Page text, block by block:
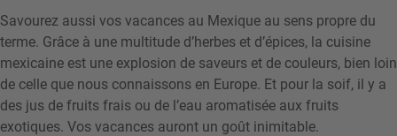
Savourez aussi vos vacances au Mexique au sens propre du
terme. Grâce à une multitude d’herbes et d’épices, la cuisine
mexicaine est une explosion de saveurs et de couleurs, bien loin
de celle que nous connaissons en Europe. Et pour la soif, il y a
des jus de fruits frais ou de l’eau aromatisée aux fruits
exotiques. Vos vacances auront un goût inimitable.